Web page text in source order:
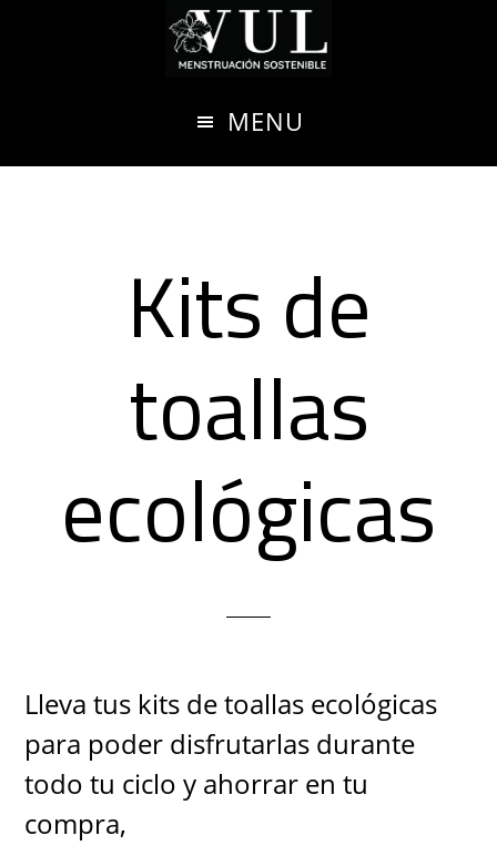
MENU
Kits de
toallas
ecológicas
Lleva tus kits de toallas ecológicas
para poder disfrutarlas durante
todo tu ciclo y ahorrar en tu
compra,